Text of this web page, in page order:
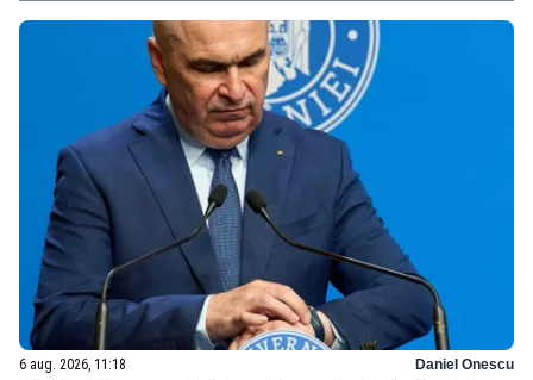
6 aug. 2026, 11:18 Daniel Onescu